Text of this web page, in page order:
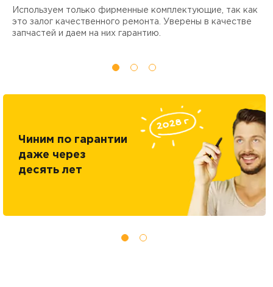
Используем только фирменные комплектующие, так как
это залог качественного ремонта. Уверены в качестве
запчастей и даем на них гарантию.
Чиним по гарантии
даже через
десять лет